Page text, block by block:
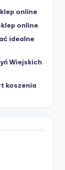
online
online
idealne
Wiejskich
koszenia